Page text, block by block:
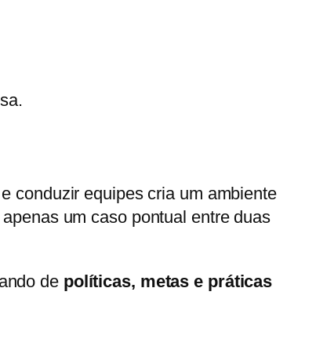
conduzir equipes cria um ambiente
um caso pontual entre duas
de políticas, metas e práticas